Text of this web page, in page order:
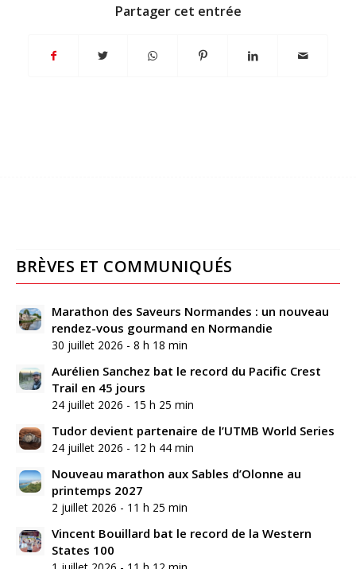
Partager cet entrée
BRÈVES ET COMMUNIQUÉS
Marathon des Saveurs Normandes : un nouveau
rendez-vous gourmand en Normandie
30 juillet 2026 - 8 h 18 min
Aurélien Sanchez bat le record du Pacific Crest
Trail en 45 jours
24 juillet 2026 - 15 h 25 min
Tudor devient partenaire de l’UTMB World Series
24 juillet 2026 - 12 h 44 min
Nouveau marathon aux Sables d’Olonne au
printemps 2027
2 juillet 2026 - 11 h 25 min
Vincent Bouillard bat le record de la Western
States 100